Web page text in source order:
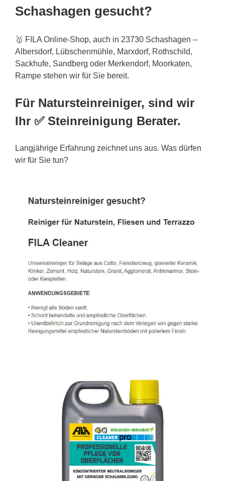
Schashagen gesucht?
🥇 FILA Online-Shop, auch in 23730 Schashagen –
Albersdorf, Lübschenmühle, Marxdorf, Rothschild,
Sackhufe, Sandberg oder Merkendorf, Moorkaten,
Rampe stehen wir für Sie bereit.
Für Natursteinreiniger, sind wir
Ihr ✅ Steinreinigung Berater.
Langjährige Erfahrung zeichnet uns aus. Was dürfen
wir für Sie tun?